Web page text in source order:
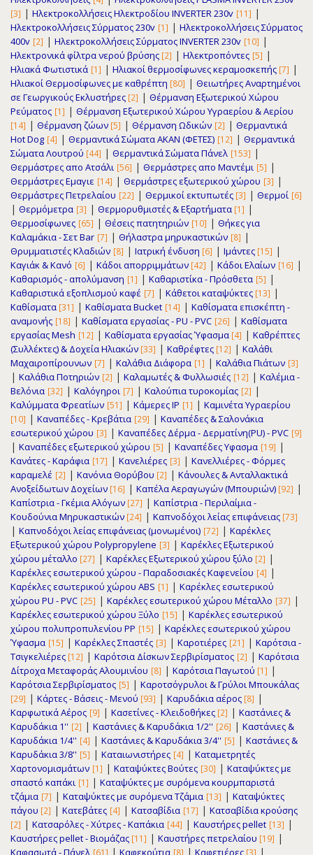
[3] | Ηλεκτροκολλήσεις Ηλεκτροδίου INVERTER 230v [11] |
Ηλεκτροκολλήσεις Σύρματος 230v [1] | Ηλεκτροκολλήσεις Σύρματος
400v [2] | Ηλεκτροκολλήσεις Σύρματος INVERTER 230v [10] |
Ηλεκτρονικά φίλτρα νερού βρύσης [2] | Ηλεκτροπόντες [5] |
Ηλιακά Φωτιστικά [1] | Ηλιακοί θερμοσίφωνες κεραμοσκεπής [7] |
Ηλιακοί Θερμοσίφωνες με καθρέπτη [80] | Θειωτήρες Αναρτημένοι
σε Γεωργικούς Εκλυστήρες [2] | Θέρμανση Εξωτερικού Χώρου
Ρεύματος [1] | Θέρμανση Εξωτερικού Χώρου Υγραερίου & Αερίου
[14] | Θέρμανση ζώων [5] | Θέρμανση Ωδικών [2] | Θερμαντικά
Hot Dog [4] | Θερμαντικά Σώματα ΑΚΑΝ (ΦΕΤΕΣ) [12] | Θερμαντικά
Σώματα Λουτρού [44] | Θερμαντικά Σώματα Πάνελ [153] |
Θερμάστρες απο Ατσάλι [56] | Θερμάστρες απο Μαντέμι [5] |
Θερμάστρες Εμαγιε [14] | Θερμάστρες εξωτερικού χώρου [3] |
Θερμάστρες Πετρελαίου [22] | Θερμικοί εκτυπωτές [3] | Θερμοί [6]
| Θερμόμετρα [3] | Θερμορυθμιστές & Εξαρτήματα [1] |
Θερμοσίφωνες [65] | Θέσεις πατητηριών [10] | Θήκες για
Καλαμάκια - Σετ Bar [7] | Θήλαστρα μηρυκαστικών [8] |
Θρυμματιστές Κλαδιών [8] | Ιατρική ένδυση [6] | Ιμάντες [15] |
Καγιάκ & Κανό [6] | Κάδοι απορριμμάτων [42] | Κάδοι Ελαίων [16] |
Καθαρισμός - απολύμανση [1] | Καθαριστίκα - Πρόσθετα [5] |
Καθαριστικά εξοπλισμού καφέ [7] | Κάθετοι καταψύκτες [13] |
Καθίσματα [31] | Καθίσματα Bucket [14] | Καθίσματα επισκέπτη -
αναμονής [18] | Καθίσματα εργασίας - PU - PVC [26] | Καθίσματα
εργασίας Μesh [12] | Καθίσματα εργασίας Ύφασμα [4] | Καθρέπτες
(Συλλέκτες) & Δοχεία Ηλιακών [33] | Καθρέφτες [12] | Καλάθι
Μαχαιροπίρουνων [7] | Καλάθια Διάφορα [1] | Καλάθια Πιάτων [3]
| Καλάθια Ποτηριών [2] | Καλαμωτές & Φυλλωσιές [12] | Καλέμια -
Βελόνια [32] | Καλόγηροι [7] | Καλούπια τυροκομίας [2] |
Καλύμματα Φρεατίων [51] | Κάμερες IP [1] | Καμινέτα Υγραερίου
[10] | Καναπέδες - Κρεβάτια [29] | Καναπέδες & Σαλονάκια
εσωτερικού χώρου [3] | Καναπέδες Δέρμα - Δερματίνη(PU) - PVC [9]
| Καναπέδες εξωτερικού χώρου [5] | Καναπέδες Υφασμα [19] |
Κανάτες - Καράφια [17] | Κανελιέρες [3] | Κανελλιέρες - Φόρμες
καραμελέ [2] | Κανόνια Θορύβου [2] | Κάνουλες & Ανταλλακτικά
Ανοξείδωτων Δοχείων [16] | Καπέλα Αεραγωγών (Μπουριών) [92] |
Καπίστρια - Γκέμια Αλόγων [27] | Καπίστρια - Περιλαίμια -
Κουδούνια Μηρυκαστικών [24] | Καπνοδόχοι λείας επιφάνειας [73]
| Καπνοδόχοι λείας επιφάνειας (μονωμένοι) [72] | Καρέκλες
Εξωτερικού χώρου Polypropylene [3] | Καρέκλες Εξωτερικού
χώρου μέταλλο [27] | Καρέκλες Εξωτερικού χώρου ξύλο [2] |
Καρέκλες εσωτερικού χώρου - Παραδοσιακές Καφενείου [4] |
Καρέκλες εσωτερικού χώρου ABS [1] | Καρέκλες εσωτερικού
χώρου PU - PVC [25] | Καρέκλες εσωτερικού χώρου Μέταλλο [37] |
Καρέκλες εσωτερικού χώρου Ξύλο [15] | Καρέκλες εσωτερικού
χώρου πολυπροπυλενίου PP [15] | Καρέκλες εσωτερικού χώρου
Ύφασμα [15] | Καρέκλες Σπαστές [3] | Καροτιέρες [21] | Καρότσια -
Τσιγκελιέρες [12] | Καρότσια Δίσκων Σερβιρίσματος [2] | Καρότσια
Δίτροχα Μεταφοράς Αλουμινίου [8] | Καρότσια Παγωτού [1] |
Καρότσια Σερβιρίσματος [5] | Καροτσόγρυλοι & Γρύλοι Μπουκάλας
[29] | Κάρτες - Βάσεις - Μενού [93] | Καρυδάκια αέρος [8] |
Καρφωτικά Αέρος [9] | Κασετίνες - Κλειδοθήκες [2] | Καστάνιες &
Καρυδάκια 1'' [2] | Καστάνιες & Καρυδάκια 1/2'' [26] | Καστάνιες &
Καρυδάκια 1/4'' [4] | Καστάνιες & Καρυδάκια 3/4'' [5] | Καστάνιες &
Καρυδάκια 3/8'' [5] | Καταιωνιστήρες [4] | Καταμετρητές
Χαρτονομισμάτων [1] | Καταψύκτες Βούτες [30] | Καταψύκτες με
σπαστό καπάκι [1] | Καταψύκτες με συρόμενα κουρμπαριστά
τζάμια [7] | Καταψύκτες με συρόμενα Τζάμια [13] | Καταψύκτες
πάγου [2] | Κατεβάτες [4] | Κατσαβίδια [17] | Κατσαβίδια κρούσης
[2] | Κατσαρόλες - Χύτρες - Καπάκια [44] | Καυστήρες pellet [13] |
Καυστήρες pellet - Βιομάζας [11] | Καυστήρες πετρελαίου [19] |
Καφασωτά - Πάνελ [61] | Καφεκούτια [8] | Καφετιέρες [3] |